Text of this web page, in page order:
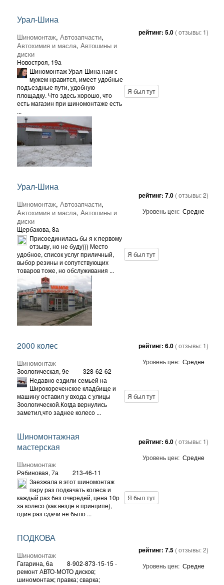
Урал-Шина
Шиномонтаж, Автозапчасти,
Автохимия и масла, Автошины и
диски
Новостроя, 19а
рейтинг: 5.0 ( отзывы: 1)
Шиномонтаж Урал-Шина нам с
мужем нравится, имеет удобные
подъездные пути, удобную
площадку. Что здесь хорошо, что
есть магазин при шиномонтаже есть
...
Я был тут
Урал-Шина
Шиномонтаж, Автозапчасти,
Автохимия и масла, Автошины и
диски
Щербакова, 8а
рейтинг: 7.0 ( отзывы:2)
Уровень цен: Средне
Присоединилась бы я к первому
отзыву, но не буду))) Место
удобное, список услуг приличный,
выбор резины и сопутствующих
товаров тоже, но обслуживания ...
Я был тут
2000 колес
Шиномонтаж
Зоологическая, 9е 328-62-62
рейтинг: 6.0 ( отзывы: 1)
Уровень цен: Средне
Недавно ездили семьей на
Широкореченское кладбище и
машину оставил у входа с улицы
Зоологической.Когда вернулись
заметил,что заднее колесо ...
Я был тут
Шиномонтажная
мастерская
Шиномонтаж
Рябиновая, 7а 213-46-11
рейтинг: 6.0 ( отзывы: 1)
Уровень цен: Средне
Заезжала в этот шиномонтаж
пару раз подкачать колеса и
каждый раз без очередей, цена 10р
за колесо (как везде в принципе),
один раз сдачи не было ...
Я был тут
ПОДКОВА
Шиномонтаж
Гагарина, 6а
8-902-873-15-15 -
ремонт АВТО-МОТО дисков;
шиномонтаж; правка; сварка;
рейтинг: 7.5 ( отзывы:2)
Уровень цен: Средне